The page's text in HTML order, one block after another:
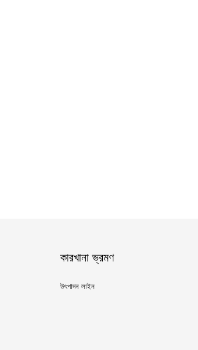
কারখানা ভ্রমণ
উৎপাদন লাইন